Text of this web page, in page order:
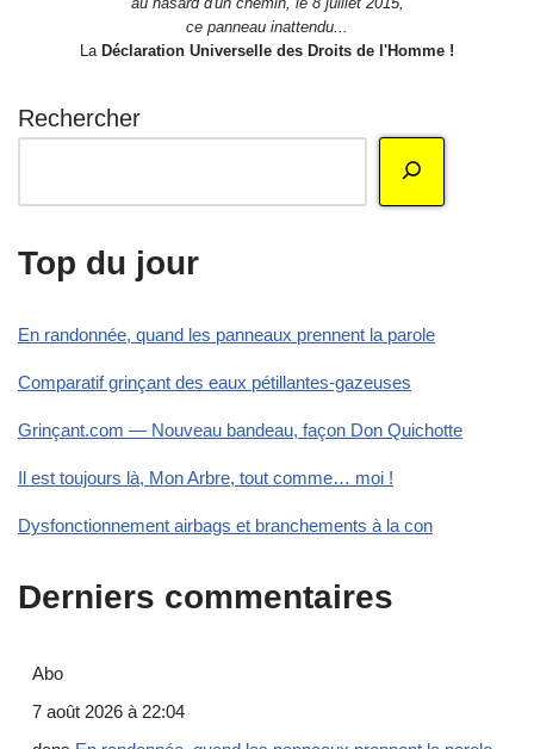
ce panneau inattendu...
La Déclaration Universelle des Droits de l'Homme !
Rechercher
Top du jour
En randonnée, quand les panneaux prennent la parole
Comparatif grinçant des eaux pétillantes-gazeuses
Grinçant.com — Nouveau bandeau, façon Don Quichotte
Il est toujours là, Mon Arbre, tout comme… moi !
Dysfonctionnement airbags et branchements à la con
Derniers commentaires
Abo
7 août 2026 à 22:04